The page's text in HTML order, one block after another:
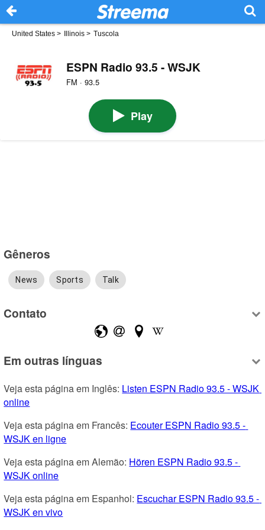
United States > Illinois > Tuscola
ESPN Radio 93.5 - WSJK
FM · 93.5
Play
Gêneros
News Sports Talk
Contato
Em outras línguas
Veja esta página em Inglês: Listen ESPN Radio 93.5 - WSJK
online
Veja esta página em Francês: Ecouter ESPN Radio 93.5 -
WSJK en ligne
Veja esta página em Alemão: Hören ESPN Radio 93.5 -
WSJK online
Veja esta página em Espanhol: Escuchar ESPN Radio 93.5 -
WSJK en vivo